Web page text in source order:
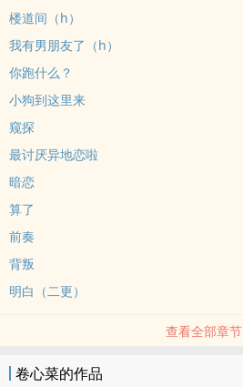
楼道间（h）
我有男朋友了（h）
你跑什么？
小狗到这里来
窥探
最讨厌异地恋啦
暗恋
算了
前奏
背叛
明白（二更）
查看全部章节
卷心菜的作品